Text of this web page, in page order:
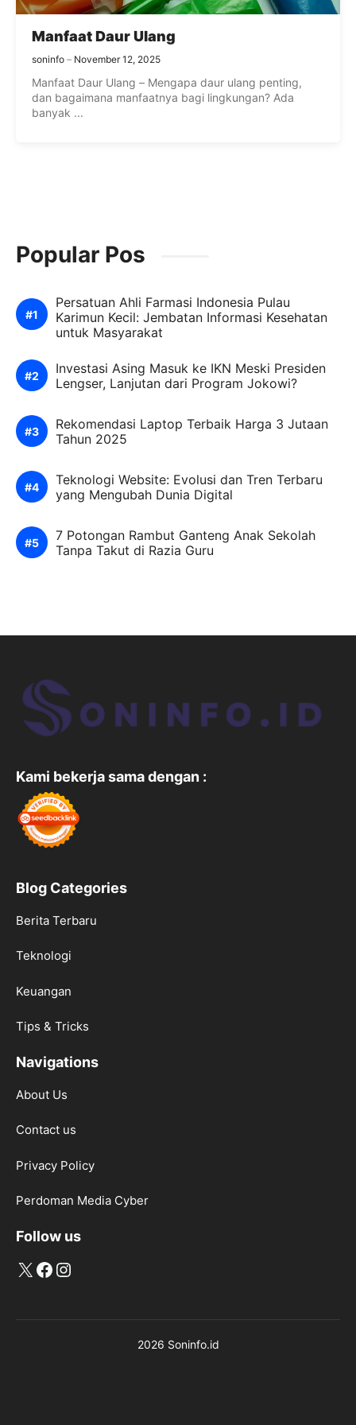
Manfaat Daur Ulang
soninfo November 12, 2025
Manfaat Daur Ulang – Mengapa daur ulang penting,
dan bagaimana manfaatnya bagi lingkungan? Ada
banyak ...
Popular Pos
Persatuan Ahli Farmasi Indonesia Pulau
Karimun Kecil: Jembatan Informasi Kesehatan
untuk Masyarakat
Investasi Asing Masuk ke IKN Meski Presiden
Lengser, Lanjutan dari Program Jokowi?
Rekomendasi Laptop Terbaik Harga 3 Jutaan
Tahun 2025
Teknologi Website: Evolusi dan Tren Terbaru
yang Mengubah Dunia Digital
7 Potongan Rambut Ganteng Anak Sekolah
Tanpa Takut di Razia Guru
Kami bekerja sama dengan :
Blog Categories
Berita Terbaru
Teknologi
Keuangan
Tips & Tricks
Navigations
About Us
Contact us
Privacy Policy
Perdoman Media Cyber
Follow us
X Facebook
Instagram
2026 Soninfo.id